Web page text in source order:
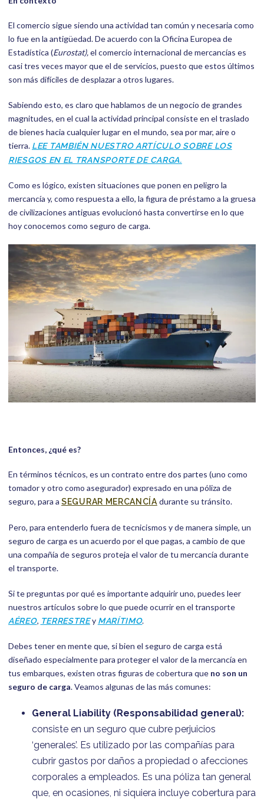
El comercio sigue siendo una actividad tan común y necesaria como
lo fue en la antigüedad. De acuerdo con la Oficina Europea de
Estadística (Eurostat),el comercio internacional de mercancías es
casi tres veces mayor que el de servicios, puesto que estos últimos
son más difíciles de desplazar a otros lugares.
Sabiendo esto, es claro que hablamos de un negocio de grandes
magnitudes, en el cual la actividad principal consiste en el traslado
de bienes hacia cualquier lugar en el mundo, sea por mar, aire o
tierra. LEE TAMBIÉN NUESTRO ARTÍCULO SOBRE LOS
RIESGOS EN EL TRANSPORTE DE CARGA.
Como es lógico, existen situaciones que ponen en peligro la
mercancía y, como respuesta a ello, la figura de préstamo a la gruesa
de civilizaciones antiguas evolucionó hasta convertirse en lo que
hoy conocemos como seguro de carga.
Entonces, ¿qué es?
En términos técnicos, es un contrato entre dos partes (uno como
tomador y otro como asegurador) expresado en una póliza de
seguro, para a SEGURAR MERCANCÍAdurante su tránsito.
Pero, para entenderlo fuera de tecnicismos y de manera simple, un
seguro de carga es un acuerdo por el que pagas, a cambio de que
una compañía de seguros proteja el valor de tu mercancía durante
el transporte.
Si te preguntas por qué es importante adquirir uno, puedes leer
nuestros artículos sobre lo que puede ocurrir en el transporte
AÉREO, TERRESTREy MARÍTIMO.
Debes tener en mente que, si bien el seguro de carga está
diseñado especialmente para proteger el valor de la mercancía en
tus embarques, existen otras figuras de cobertura que no son un
seguro de carga. Veamos algunas de las más comunes:
General Liability (Responsabilidad general):
consiste en un seguro que cubre perjuicios
‘generales’. Es utilizado por las compañías para
cubrir gastos por daños a propiedad o afecciones
corporales a empleados. Es una póliza tan general
que, en ocasiones, ni siquiera incluye cobertura para